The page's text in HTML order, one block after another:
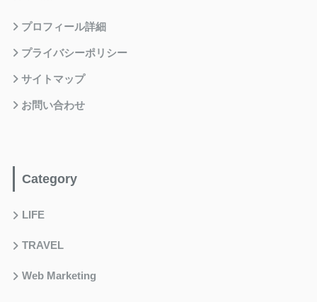
プロフィール詳細
プライバシーポリシー
サイトマップ
お問い合わせ
Category
LIFE
TRAVEL
Web Marketing